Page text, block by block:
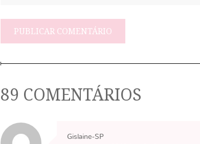
89 COMENTÁRIOS
Gislaine-SP